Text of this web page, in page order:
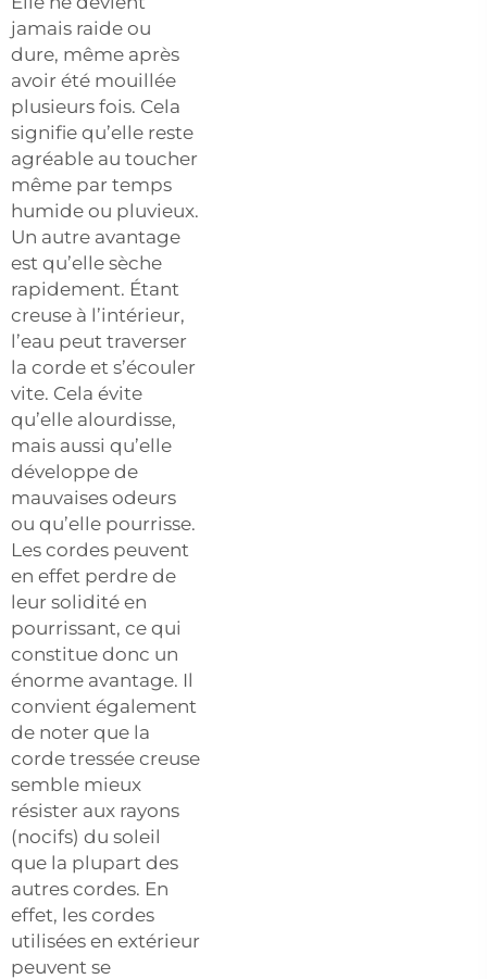
jamais raide ou
dure, même après
avoir été mouillée
plusieurs fois. Cela
signifie qu’elle reste
agréable au toucher
même par temps
humide ou pluvieux.
Un autre avantage
est qu’elle sèche
rapidement. Étant
creuse à l’intérieur,
l’eau peut traverser
la corde et s’écouler
vite. Cela évite
qu’elle alourdisse,
mais aussi qu’elle
développe de
mauvaises odeurs
ou qu’elle pourrisse.
Les cordes peuvent
en effet perdre de
leur solidité en
pourrissant, ce qui
constitue donc un
énorme avantage. Il
convient également
de noter que la
corde tressée creuse
semble mieux
résister aux rayons
(nocifs) du soleil
que la plupart des
autres cordes. En
effet, les cordes
utilisées en extérieur
peuvent se